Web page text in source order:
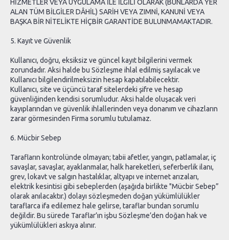
HİZMETLER VEYA UYGULAMA İLE İLGİLİ OLARAK (BUNLARDA YER
ALAN TÜM BİLGİLER DÂHİL) SARİH VEYA ZIMNİ, KANUNİ VEYA
BAŞKA BİR NİTELİKTE HİÇBİR GARANTİDE BULUNMAMAKTADIR.
5. Kayıt ve Güvenlik
Kullanıcı, doğru, eksiksiz ve güncel kayıt bilgilerini vermek
zorundadır. Aksi halde bu Sözleşme ihlal edilmiş sayılacak ve
Kullanıcı bilgilendirilmeksizin hesap kapatılabilecektir.
Kullanıcı, site ve üçüncü taraf sitelerdeki şifre ve hesap
güvenliğinden kendisi sorumludur. Aksi halde oluşacak veri
kayıplarından ve güvenlik ihlallerinden veya donanım ve cihazların
zarar görmesinden Firma sorumlu tutulamaz.
6. Mücbir Sebep
Tarafların kontrolünde olmayan; tabii afetler, yangın, patlamalar, iç
savaşlar, savaşlar, ayaklanmalar, halk hareketleri, seferberlik ilanı,
grev, lokavt ve salgın hastalıklar, altyapı ve internet arızaları,
elektrik kesintisi gibi sebeplerden (aşağıda birlikte "Mücbir Sebep”
olarak anılacaktır.) dolayı sözleşmeden doğan yükümlülükler
taraflarca ifa edilemez hale gelirse, taraflar bundan sorumlu
değildir. Bu sürede Taraflar’ın işbu Sözleşme’den doğan hak ve
yükümlülükleri askıya alınır.